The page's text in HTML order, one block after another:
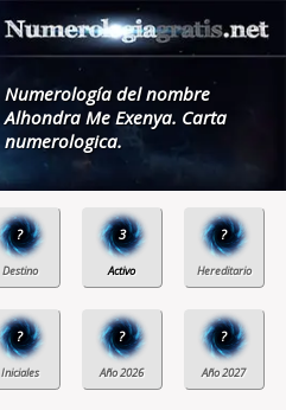
Numerología del nombre
Alhondra Me Exenya. Carta
numerologica.
? 3 ?
? ? ?